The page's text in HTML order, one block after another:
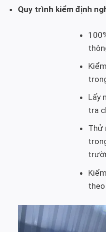
Quy trình kiểm định
Lấy
tra
Thử
theo